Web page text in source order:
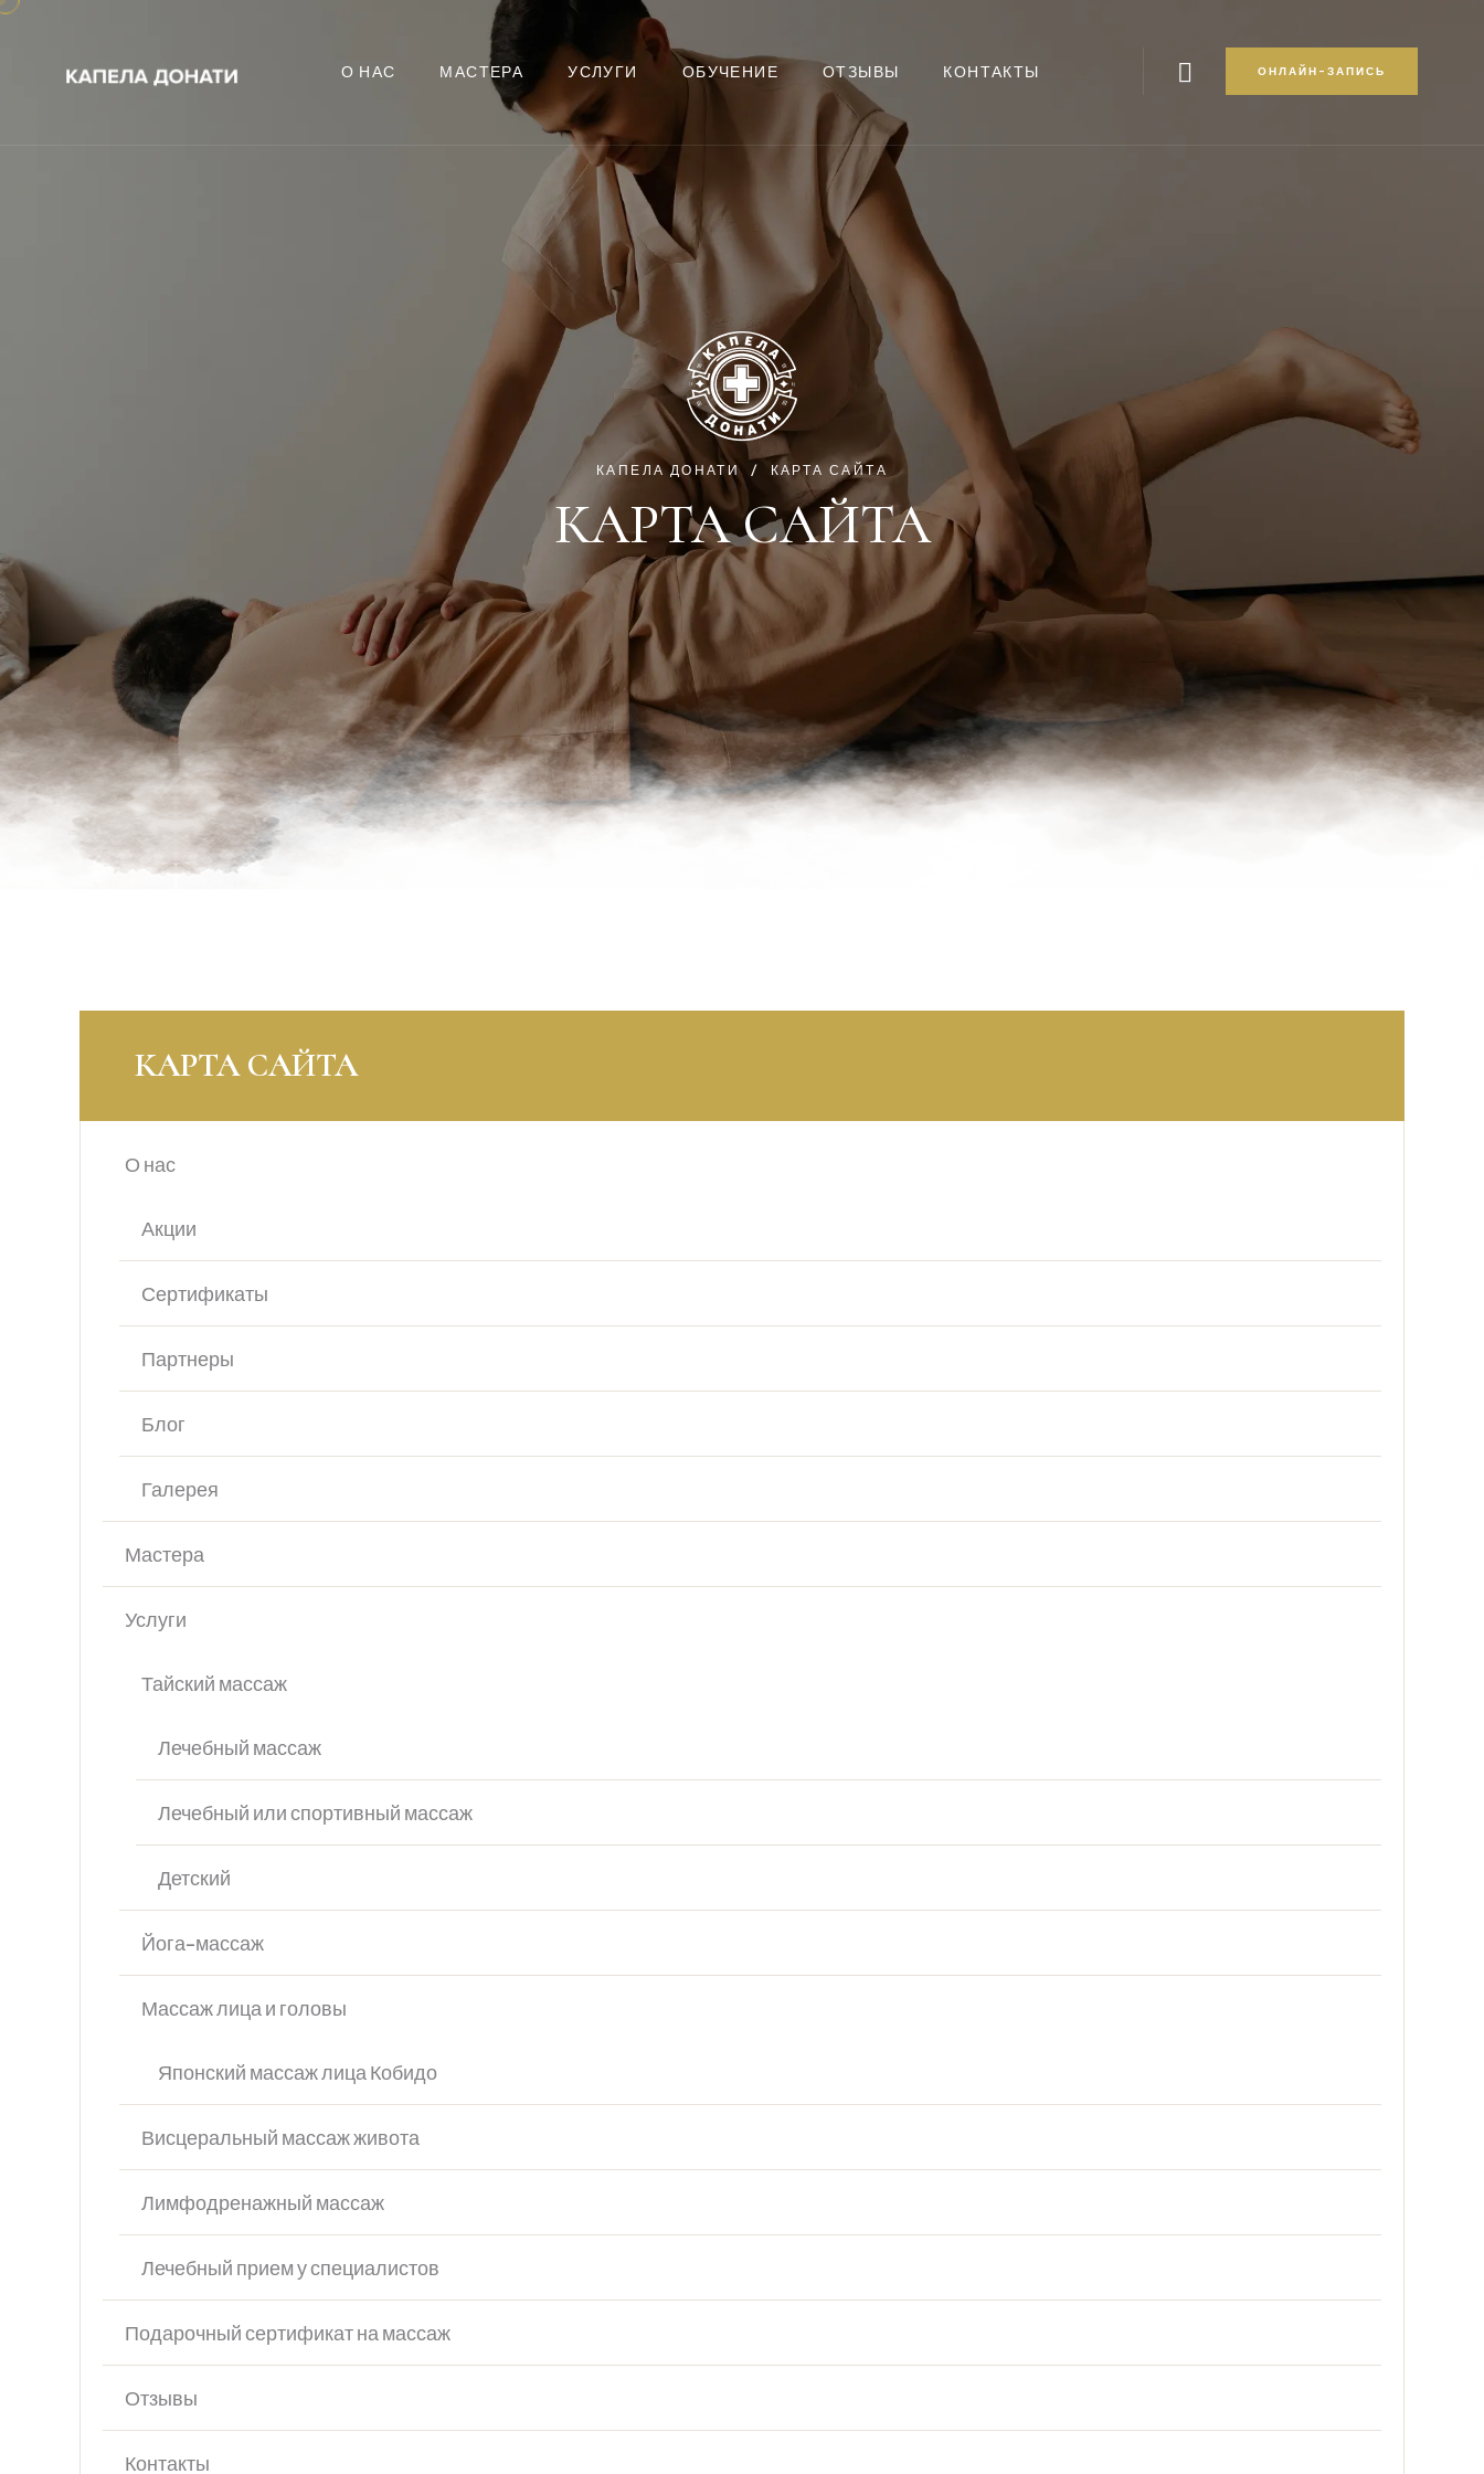
О НАС МАСТЕРА УСЛУГИ ОБУЧЕНИЕ ОТЗЫВЫ КОНТАКТЫ SearchОНЛАЙН-ЗАПИСЬ
КАПЕЛА ДОНАТИ КАРТА САЙТА
КАРТА САЙТА
КАРТА САЙТА
О нас
Акции
Сертификаты
Партнеры
Блог
Галерея
Мастера
Услуги
Тайский массаж
Лечебный массаж
Лечебный или спортивный массаж
Детский
Йога-массаж
Массаж лица и головы
Японский массаж лица Кобидо
Висцеральный массаж живота
Лимфодренажный массаж
Лечебный прием у специалистов
Подарочный сертификат на массаж
Отзывы
Контакты